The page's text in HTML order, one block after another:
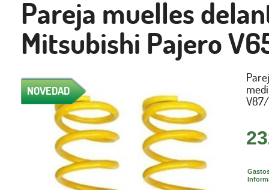
Pareja muelles
Mitsubishi Pajero
NOVEDAD